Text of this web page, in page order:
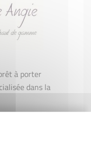
à porter
dans la